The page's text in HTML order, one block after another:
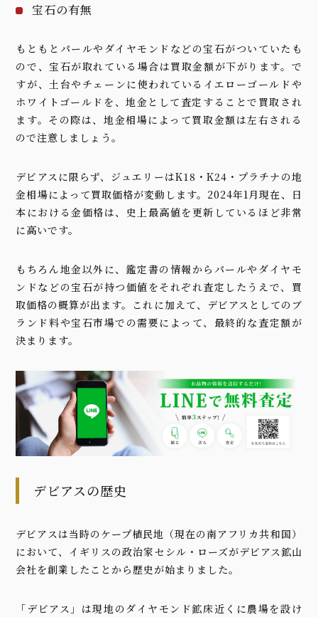
宝石の有無
もともとパールやダイヤモンドなどの宝石がついていたも
ので、宝石が取れている場合は買取金額が下がります。で
すが、土台やチェーンに使われているイエローゴールドや
ホワイトゴールドを、地金として査定することで買取され
ます。その際は、地金相場によって買取金額は左右される
ので注意しましょう。
デビアスに限らず、ジュエリーはK18・K24・プラチナの地
金相場によって買取価格が変動します。2024年1月現在、日
本における金価格は、史上最高値を更新しているほど非常
に高いです。
もちろん地金以外に、鑑定書の情報からパールやダイヤモ
ンドなどの宝石が持つ価値をそれぞれ査定したうえで、買
取価格の概算が出ます。これに加えて、デビアスとしてのブ
ランド料や宝石市場での需要によって、最終的な査定額が
決まります。
デビアスの歴史
デビアスは当時のケープ植民地（現在の南アフリカ共和国）
において、イギリスの政治家セシル・ローズがデビアス鉱山
会社を創業したことから歴史が始まりました。
「デビアス」は現地のダイヤモンド鉱床近くに農場を設け